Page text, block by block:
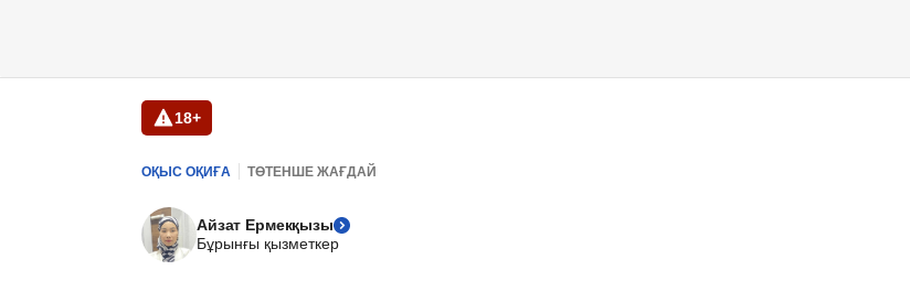
18+
ОҚЫС ОҚИҒА ТӨТЕНШЕ ЖАҒДАЙ
Айзат Ермекқызы
Бұрынғы қызметкер